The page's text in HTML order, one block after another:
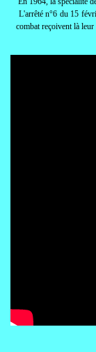
L'arrêté n°6 du 15
combat reçoivent là